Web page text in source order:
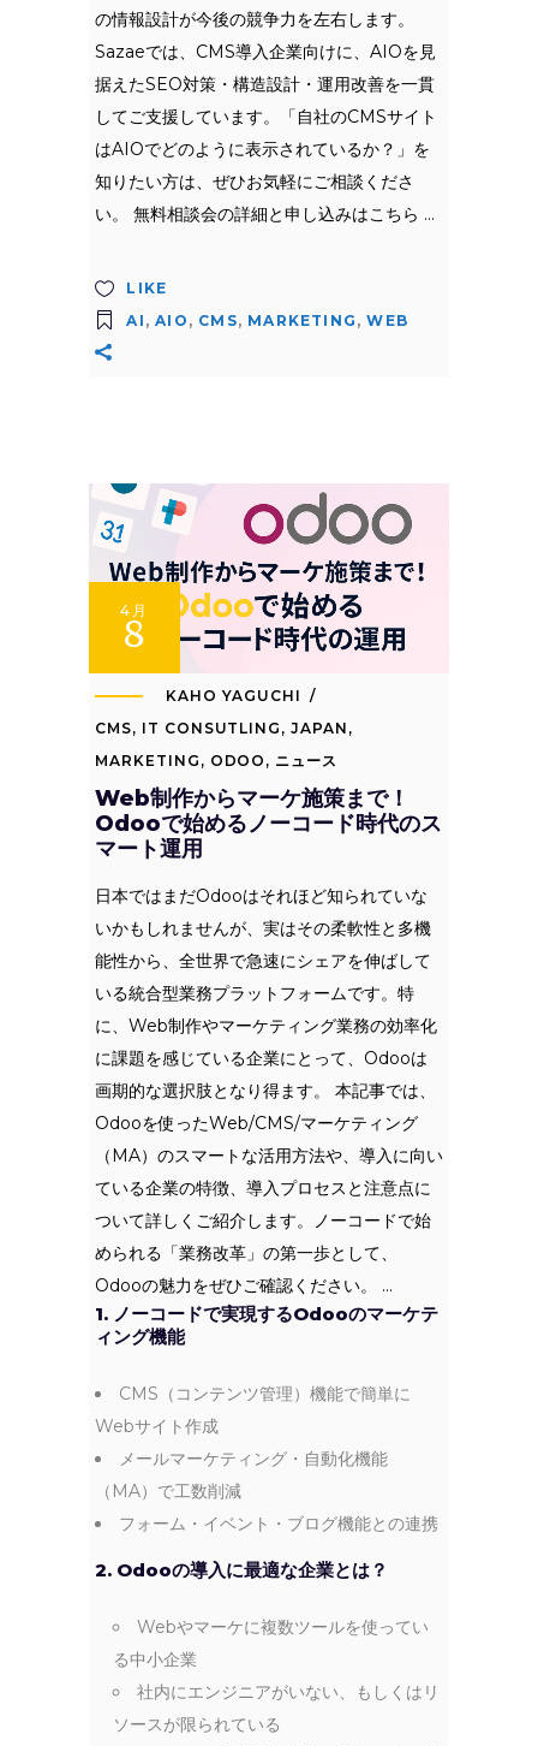
の情報設計が今後の競争力を左右します。
Sazaeでは、CMS導入企業向けに、AIOを見
据えたSEO対策・構造設計・運用改善を一貫
してご支援しています。「自社のCMSサイト
はAIOでどのように表示されているか？」を
知りたい方は、ぜひお気軽にご相談くださ
い。 無料相談会の詳細と申し込みはこちら
LIKE
AI ,AIO , CMS, MARKETING ,WEB
4月
8
KAHO YAGUCHI
CMS, IT CONSUTLING ,JAPAN ,
MARKETING , ODOO , ニュース
Web制作からマーケ施策まで！
Odooで始めるノーコード時代のス
マート運用
日本ではまだOdooはそれほど知られていな
いかもしれませんが、実はその柔軟性と多機
能性から、全世界で急速にシェアを伸ばして
いる統合型業務プラットフォームです。特
に、Web制作やマーケティング業務の効率化
に課題を感じている企業にとって、Odooは
画期的な選択肢となり得ます。 本記事では、
Odooを使ったWeb/CMS/マーケティング
（MA）のスマートな活用方法や、導入に向い
ている企業の特徴、導入プロセスと注意点に
ついて詳しくご紹介します。ノーコードで始
められる「業務改革」の第一歩として、
Odooの魅力をぜひご確認ください。
1. ノーコードで実現するOdooのマーケテ
ィング機能
CMS（コンテンツ管理）機能で簡単に
Webサイト作成
メールマーケティング・自動化機能
（MA）で工数削減
フォーム・イベント・ブログ機能との連携
2. Odooの導入に最適な企業とは？
Webやマーケに複数ツールを使ってい
る中小企業
社内にエンジニアがいない、もしくはリ
ソースが限られている